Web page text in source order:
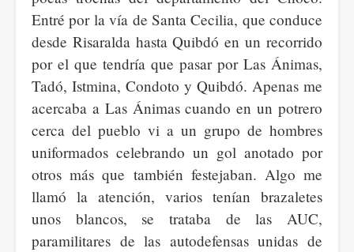
Entré por la vía de Santa Cecilia, que conduce
desde Risaralda hasta Quibdó en un recorrido
por el que tendría que pasar por Las Ánimas,
Tadó, Istmina, Condoto y Quibdó. Apenas me
acercaba a Las Ánimas cuando en un potrero
cerca del pueblo vi a un grupo de hombres
uniformados celebrando un gol anotado por
otros más que también festejaban. Algo me
llamó la atención, varios tenían brazaletes
unos blancos, se trataba de las AUC,
paramilitares de las autodefensas unidas de